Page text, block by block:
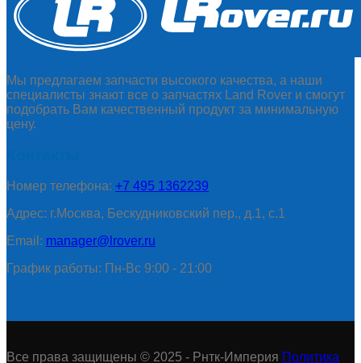
Мы предлагаем запчасти высокого качества, а наши
специалисты знают все о запчастях Land Rover и смогут
подобрать Вам качественный продукт за минимальную
цену.
Номер телефона: +7 495 1362239
Адрес: г.Москва, Бескудниковский пер., д.1, с.1
Email: manager@lrover.ru
График работы: Пн-Вс 9:00 - 21:00
Все права защищены © 2025 - Рнтк-Империя Политика